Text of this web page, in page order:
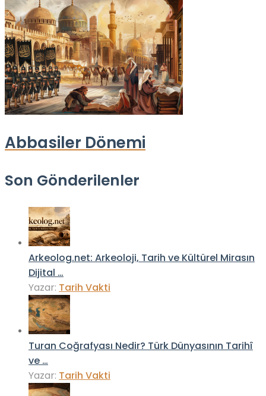
Abbasiler Dönemi
Son Gönderilenler
Arkeolog.net: Arkeoloji, Tarih ve Kültürel Mirasın
Dijital …
Yazar: Tarih Vakti
Turan Coğrafyası Nedir? Türk Dünyasının Tarihî
ve …
Yazar: Tarih Vakti